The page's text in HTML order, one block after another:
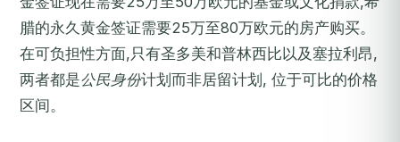
腊的永久黄金签证需要25万至80万欧元的房产购买。
在可负担性方面,只有圣多美和普林西比以及塞拉利昂,
两者都是公民身份计划而非居留计划, 位于可比的价格
区间。